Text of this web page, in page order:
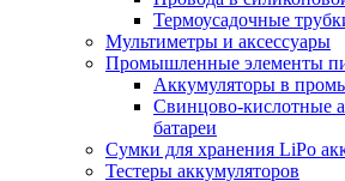
Термоусадочные
Мультиметры и аксессуары
Промышленные элементы
Аккумуляторы в
Свинцово-кислотные
батареи
Сумки для хранения LiPo
Тестеры аккумуляторов